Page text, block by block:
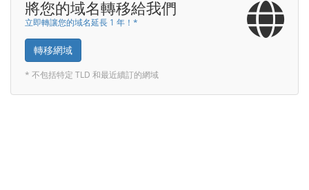
將您的域名轉移給我們
立即轉讓您的域名延長 1 年！*
轉移網域
* 不包括特定 TLD 和最近續訂的網域